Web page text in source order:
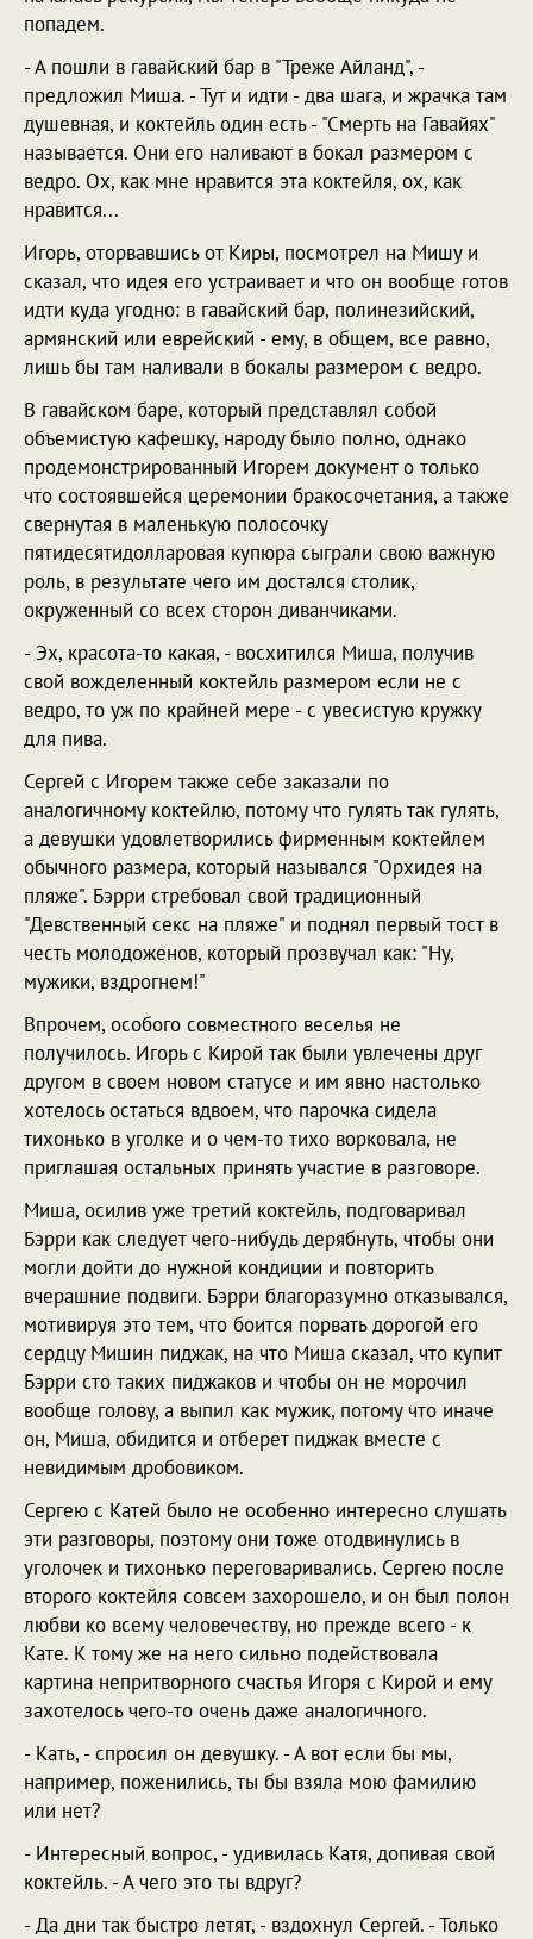
попадем.
- А пошли в гавайский бар в "Треже Айланд", -
предложил Миша. - Тут и идти - два шага, и жрачка там
душевная, и коктейль один есть - "Смерть на Гавайях"
называется. Они его наливают в бокал размером с
ведро. Ох, как мне нравится эта коктейля, ох, как
нравится...
Игорь, оторвавшись от Киры, посмотрел на Мишу и
сказал, что идея его устраивает и что он вообще готов
идти куда угодно: в гавайский бар, полинезийский,
армянский или еврейский - ему, в общем, все равно,
лишь бы там наливали в бокалы размером с ведро.
В гавайском баре, который представлял собой
объемистую кафешку, народу было полно, однако
продемонстрированный Игорем документ о только
что состоявшейся церемонии бракосочетания, а также
свернутая в маленькую полосочку
пятидесятидолларовая купюра сыграли свою важную
роль, в результате чего им достался столик,
окруженный со всех сторон диванчиками.
- Эх, красота-то какая, - восхитился Миша, получив
свой вожделенный коктейль размером если не с
ведро, то уж по крайней мере - с увесистую кружку
для пива.
Сергей с Игорем также себе заказали по
аналогичному коктейлю, потому что гулять так гулять,
а девушки удовлетворились фирменным коктейлем
обычного размера, который назывался "Орхидея на
пляже". Бэрри стребовал свой традиционный
"Девственный секс на пляже" и поднял первый тост в
честь молодоженов, который прозвучал как: "Ну,
мужики, вздрогнем!"
Впрочем, особого совместного веселья не
получилось. Игорь с Кирой так были увлечены друг
другом в своем новом статусе и им явно настолько
хотелось остаться вдвоем, что парочка сидела
тихонько в уголке и о чем-то тихо ворковала, не
приглашая остальных принять участие в разговоре.
Миша, осилив уже третий коктейль, подговаривал
Бэрри как следует чего-нибудь дерябнуть, чтобы они
могли дойти до нужной кондиции и повторить
вчерашние подвиги. Бэрри благоразумно отказывался,
мотивируя это тем, что боится порвать дорогой его
сердцу Мишин пиджак, на что Миша сказал, что купит
Бэрри сто таких пиджаков и чтобы он не морочил
вообще голову, а выпил как мужик, потому что иначе
он, Миша, обидится и отберет пиджак вместе с
невидимым дробовиком.
Сергею с Катей было не особенно интересно слушать
эти разговоры, поэтому они тоже отодвинулись в
уголочек и тихонько переговаривались. Сергею после
второго коктейля совсем захорошело, и он был полон
любви ко всему человечеству, но прежде всего - к
Кате. К тому же на него сильно подействовала
картина непритворного счастья Игоря с Кирой и ему
захотелось чего-то очень даже аналогичного.
- Кать, - спросил он девушку. - А вот если бы мы,
например, поженились, ты бы взяла мою фамилию
или нет?
- Интересный вопрос, - удивилась Катя, допивая свой
коктейль. - А чего это ты вдруг?
- Да дни так быстро летят, - вздохнул Сергей. - Только